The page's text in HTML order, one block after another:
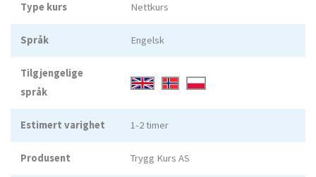
Type kurs Nettkurs
Språk Engelsk
Tilgjengelige
språk
Estimert varighet 1-2 timer
Produsent Trygg Kurs AS